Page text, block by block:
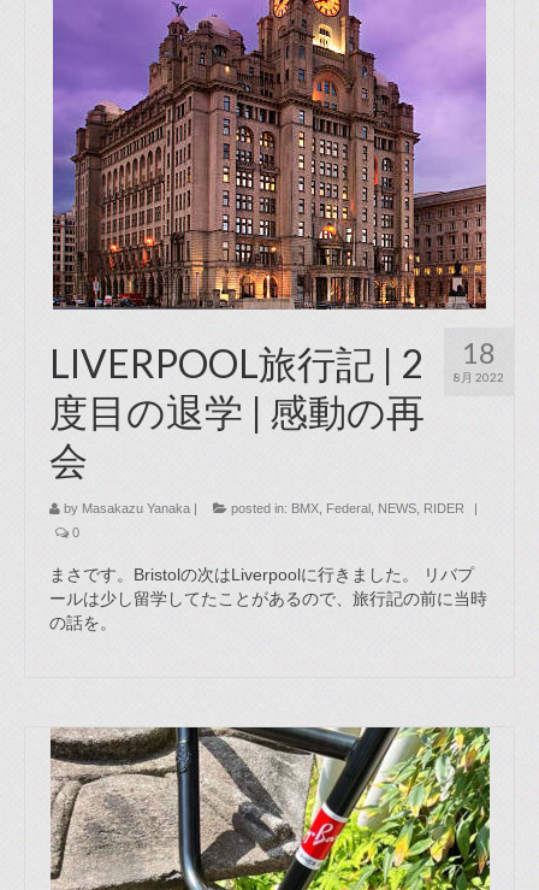
18
8月 2022
LIVERPOOL旅行記 | 2
度目の退学 | 感動の再
会
by Masakazu Yanaka | posted in: BMX Federal NEWS RIDER
|
0
まさです。Bristolの次はLiverpoolに行きました。 リバプ
ールは少し留学してたことがあるので、旅行記の前に当時
の話を。